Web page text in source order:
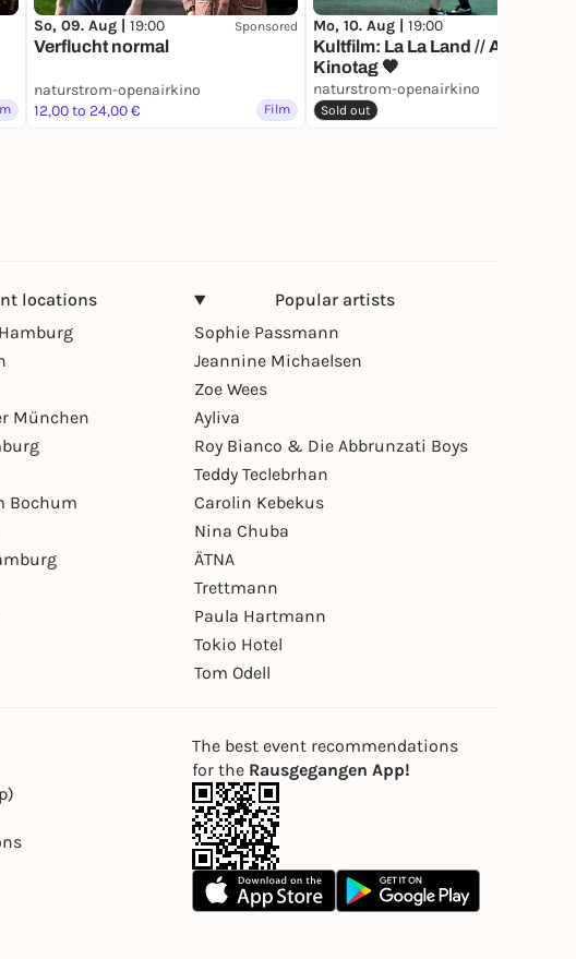
So, 09. Aug | 19:00 Sponsored
Verflucht normal
naturstrom-openairkino
12,00 to 24,00 €
Film
Mo, 10. Aug | 19:00
Kultfilm: La La Land // Aperol
Kinotag 🧡
naturstrom-openairkino
Sold out
locations
München
Bochum
Popular artists
Sophie Passmann
Jeannine Michaelsen
Zoe Wees
Ayliva
Roy Bianco & Die Abbrunzati Boys
Teddy Teclebrhan
Carolin Kebekus
Nina Chuba
ÄTNA
Trettmann
Paula Hartmann
Tokio Hotel
Tom Odell
The best event recommendations
for the Rausgegangen App!